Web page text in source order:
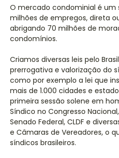
O mercado condominial é um
milhões de empregos, direta
abrigando 70 milhões de
condomínios.
Criamos diversas leis pelo
prerrogativa e valorização do
como por exemplo a lei que
mais de 1.000 cidades e
primeira sessão solene em
Síndico no Congresso
Senado Federal, CLDF e
e Câmaras de Vereadores, o
síndicos brasileiros.